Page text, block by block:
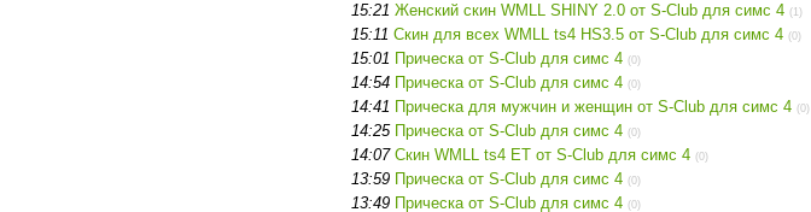
15:21 Женский скин WMLL SHINY 2.0 от S-Club для симс 4 (1)
15:11 Скин для всех WMLL ts4 HS3.5 от S-Club для симс 4 (0)
15:01 Прическа от S-Club для симс 4 (0)
14:54 Прическа от S-Club для симс 4 (0)
14:41 Прическа для мужчин и женщин от S-Club для симс 4 (0)
14:25 Прическа от S-Club для симс 4 (0)
14:07 Скин WMLL ts4 ET от S-Club для симс 4 (0)
13:59 Прическа от S-Club для симс 4 (0)
13:49 Прическа от S-Club для симс 4 (0)